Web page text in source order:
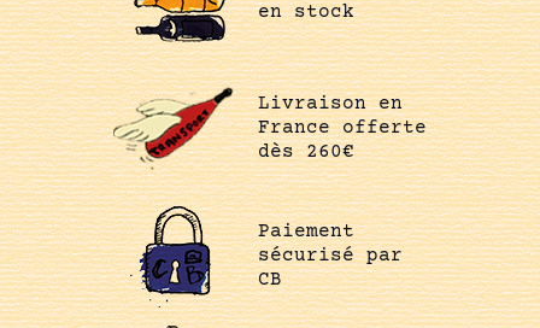
en stock
Livraison en
France offerte
dès 260€
Paiement
sécurisé par
CB